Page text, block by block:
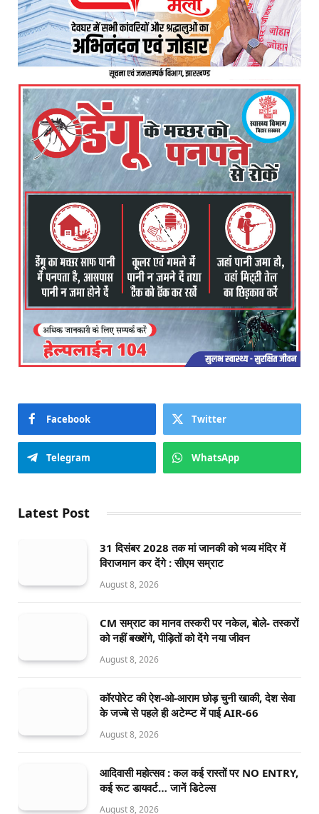
Facebook Twitter
Telegram WhatsApp
Latest Post
31 दिसंबर 2028 तक मां जानकी को भव्य मंदिर में
विराजमान कर देंगे : सीएम सम्राट
August 8, 2026
CM सम्राट का मानव तस्करी पर नकेल, बोले- तस्करों
को नहीं बख्शेंगे, पीड़ितों को देंगे नया जीवन
August 8, 2026
कॉरपोरेट की ऐश-ओ-आराम छोड़ चुनी खाकी, देश सेवा
के जज्बे से पहले ही अटेम्प्ट में पाई AIR-66
August 8, 2026
आदिवासी महोत्सव : कल कई रास्तों पर NO ENTRY,
कई रूट डायवर्ट… जानें डिटेल्स
August 8, 2026